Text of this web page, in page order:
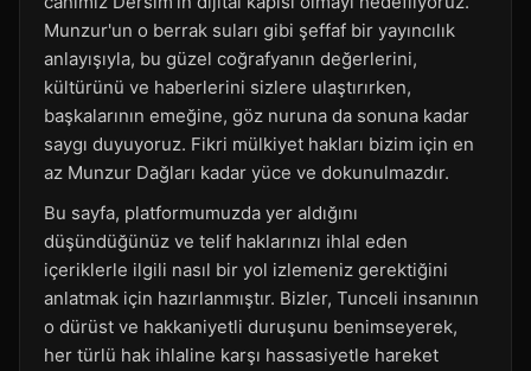
Munzur'un o berrak suları gibi şeffaf bir yayıncılık
anlayışıyla, bu güzel coğrafyanın değerlerini,
kültürünü ve haberlerini sizlere ulaştırırken,
başkalarının emeğine, göz nuruna da sonuna kadar
saygı duyuyoruz. Fikri mülkiyet hakları bizim için en
az Munzur Dağları kadar yüce ve dokunulmazdır.
Bu sayfa, platformumuzda yer aldığını
düşündüğünüz ve telif haklarınızı ihlal eden
içeriklerle ilgili nasıl bir yol izlemeniz gerektiğini
anlatmak için hazırlanmıştır. Bizler, Tunceli insanının
o dürüst ve hakkaniyetli duruşunu benimseyerek,
her türlü hak ihlaline karşı hassasiyetle hareket